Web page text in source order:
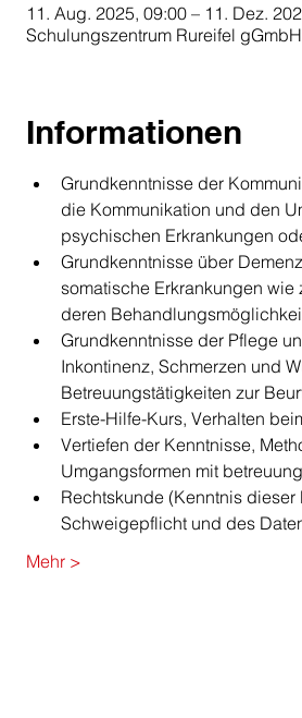
11. Aug. 2025, 09:00 – 11. Dez.
Schulungszentrum Rureifel
Informationen
Grundkenntnisse der
die Kommunikation und den
psychischen Erkrankungen
Grundkenntnisse über
somatische Erkrankungen
deren
Grundkenntnisse der Pflege
Inkontinenz, Schmerzen und
Betreuungstätigkeiten zur
Erste-Hilfe-Kurs, Verhalten
Vertiefen der Kenntnisse,
Umgangsformen mit
Rechtskunde (Kenntnis
Schweigepflicht und des
Mehr >